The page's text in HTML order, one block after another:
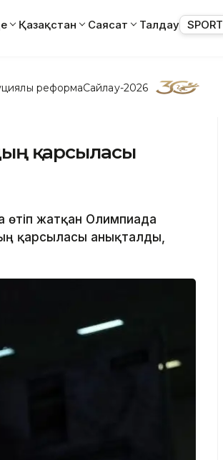
Қазақстан Саясат Талдау SPORT
реформаСайлау-2026
қарсыласы
өтіп жатқан Олимпиада
қарсыласы анықталды,